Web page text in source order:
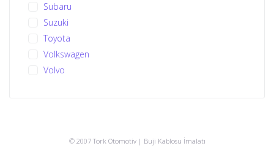
Subaru
Suzuki
Toyota
Volkswagen
Volvo
© 2007 Tork Otomotiv | Buji Kablosu İmalatı